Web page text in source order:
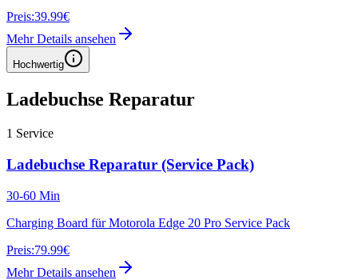
Preis:39.99€
Mehr Details ansehen
Hochwertig
Ladebuchse Reparatur
1 Service
Ladebuchse Reparatur (Service Pack)
30-60 Min
Charging Board für Motorola Edge 20 Pro Service Pack
Preis:79.99€
Mehr Details ansehen